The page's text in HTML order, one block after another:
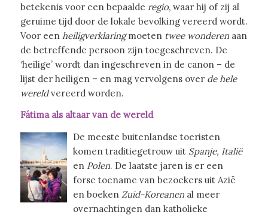
betekenis voor een bepaalde regio, waar hij of zij al
geruime tijd door de lokale bevolking vereerd wordt.
Voor een heiligverklaringmoeten twee wonderenaan
de betreffende persoon zijn toegeschreven. De
‘heilige’ wordt dan ingeschreven in de canon – de
lijst der heiligen – en mag vervolgens over de hele
wereldvereerd worden.
Fátima als altaar van de wereld
De meeste buitenlandse toeristen
komen traditiegetrouw uit Spanje, Italië
en Polen. De laatste jaren is er een
forse toename van bezoekers uit Azië
en boeken Zuid-Koreanenal meer
overnachtingen dan katholieke